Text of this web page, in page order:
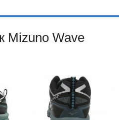
Mizuno Wave